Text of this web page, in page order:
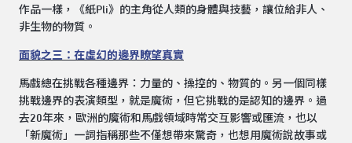
作品一樣，《紙Pli》的主角從人類的身體與技藝，讓位給非人、
非生物的物質。
面貌之三：在虛幻的邊界瞭望真實
馬戲總在挑戰各種邊界：力量的、操控的、物質的。另一個同樣
挑戰邊界的表演類型，就是魔術，但它挑戰的是認知的邊界。過
去20年來，歐洲的魔術和馬戲領域時常交互影響或匯流，也以
「新魔術」一詞指稱那些不僅想帶來驚奇，也想用魔術說故事或